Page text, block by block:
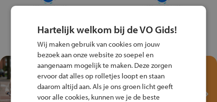
Test je kennis met het
Fiets Veilig
Verkeersspel!
Hartelijk welkom bij de VO Gids!
Wij maken gebruik van cookies om jouw
bezoek aan onze website zo soepel en
aangenaam mogelijk te maken. Deze zorgen
ervoor dat alles op rolletjes loopt en staan
daarom altijd aan. Als je ons groen licht geeft
voor alle cookies, kunnen we je de beste